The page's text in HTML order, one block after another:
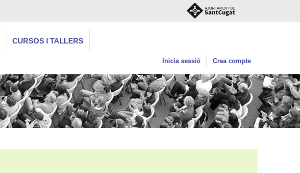
CURSOS I TALLERS
Inicia sessió Crea compte